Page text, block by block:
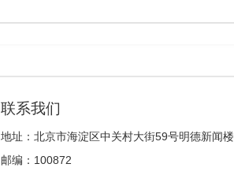
联系我们
地址：北京市海淀区中关村大街59号明德新闻楼
邮编：100872